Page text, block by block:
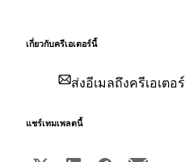
เกี่ยวกับครีเอเตอร์นี้
ส่งอีเมลถึงครีเอเตอร์
แชร์เทมเพลตนี้